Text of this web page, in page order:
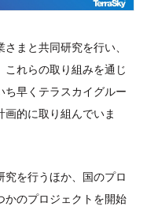
まと共同研究を行い、
れらの取り組みを通じ
ち早くテラスカイグルー
的に取り組んでいま
を行うほか、国のプロ
かのプロジェクトを開始